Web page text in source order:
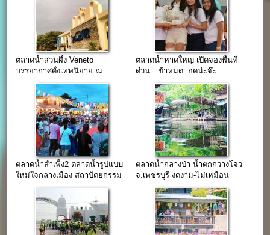
ตลาดน้ำสวนผึ้ง Veneto
บรรยากาศดั่งเทพนิยาย ณ
ตลาดน้ำหาดใหญ่ เปิดจองพื้นที่
ด่วน…ช้าหมด..อดน่ะจ๊ะ.
ตลาดน้ำสำเพ็ง2 ตลาดน้ำรูปแบบ
ใหม่ใจกลางเมือง สถาปัตยกรรม
ตลาดน้ำกลางป่า-น้ำตกกวางโจว
จ.เพชรบุรี งดงาม-ไม่เหมือน